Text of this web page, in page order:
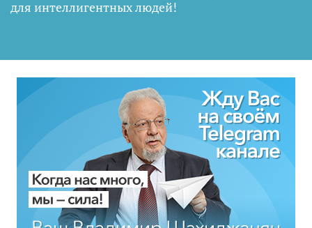
для интеллигентных людей!